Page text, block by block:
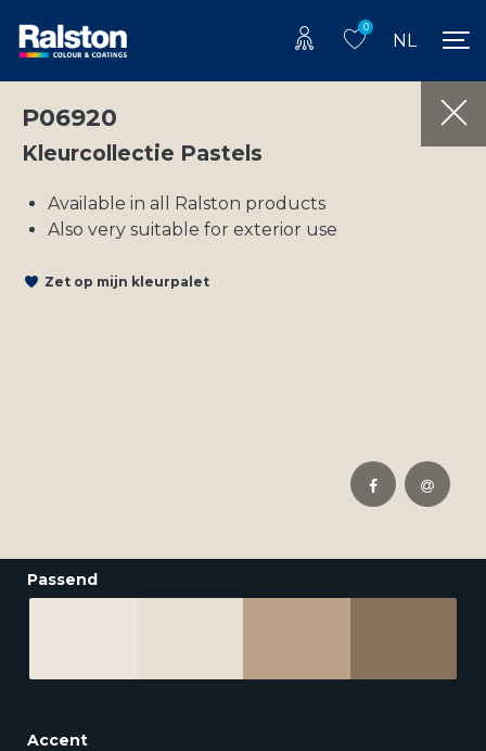
0
NL
P06920
Kleurcollectie Pastels
Available in all Ralston products
Also very suitable for exterior use
Zet op mijn kleurpalet
Passend
Accent